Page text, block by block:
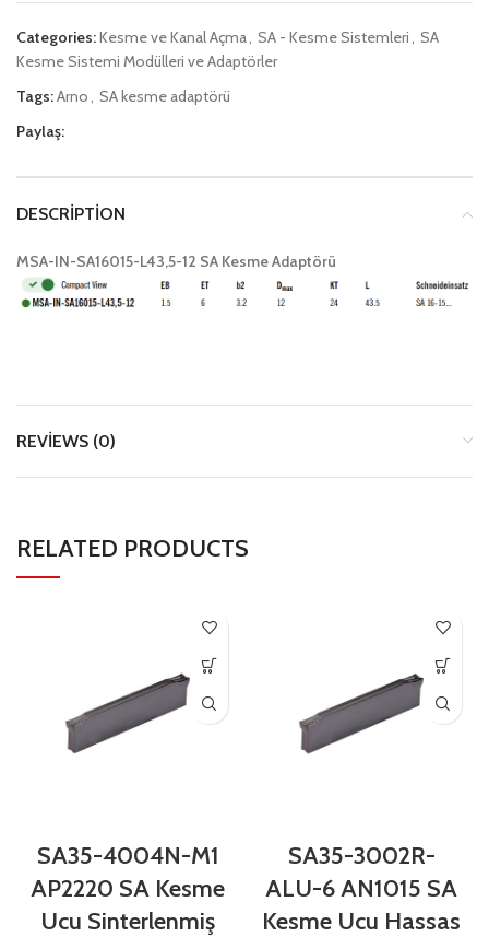
Categories:Kesme ve Kanal Açma SA - Kesme Sistemleri
SA
Kesme Sistemi Modülleri ve Adaptörler
Tags:Arno
SA kesme adaptörü
Paylaş:
DESCRIPTION
MSA-IN-SA16015-L43,5-12 SA Kesme Adaptörü
REVIEWS (0)
RELATED PRODUCTS
SA35-4004N-M1
AP2220 SA Kesme
Ucu Sinterlenmiş
SA35-3002R-
ALU-6 AN1015 SA
Kesme Ucu Hassas